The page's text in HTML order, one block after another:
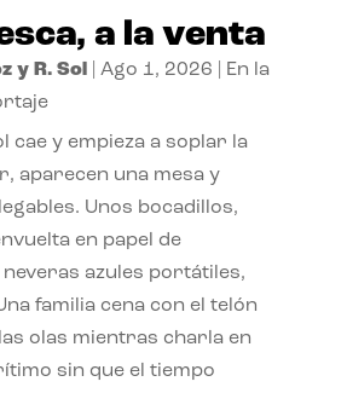
a la venta
y R. Sol| Ago 1, 2026
En la
cae y empieza a soplar la
aparecen una mesa y
Unos bocadillos,
en papel de
neveras azules portátiles,
familia cena con el telón
olas mientras charla en
sin que el tiempo